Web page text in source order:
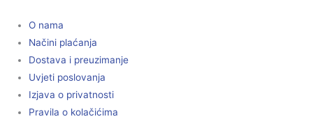
O nama
Načini plaćanja
Dostava i preuzimanje
Uvjeti poslovanja
Izjava o privatnosti
Pravila o kolačićima